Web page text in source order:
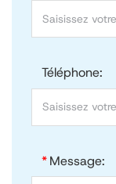
Téléphone:
*Message: